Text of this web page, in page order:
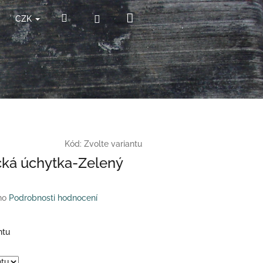
CZK HledatPřihlášeníNákupní
košík
Kód: Zvolte variantu
úchytka-Zelený
Podrobnosti hodnocení